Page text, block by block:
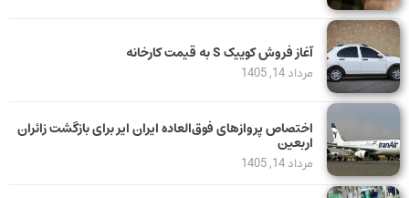
آغاز فروش کوییک S به قیمت کارخانه
مرداد 14, 1405
اختصاص پروازهای فوق‌العاده ایران ایر برای بازگشت زائران
اربعین
مرداد 14, 1405